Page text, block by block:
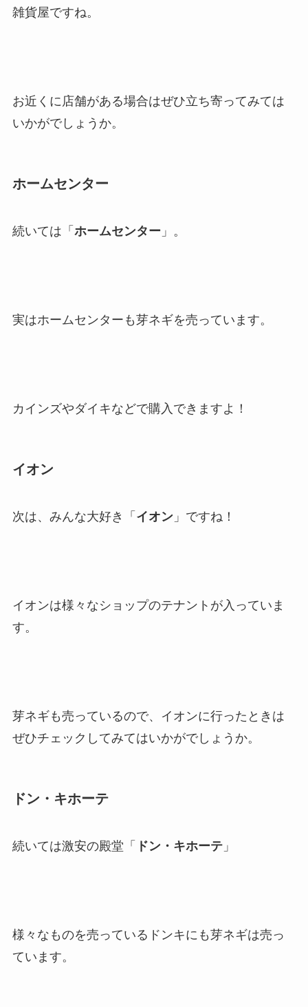
雑貨屋ですね。
お近くに店舗がある場合はぜひ立ち寄ってみては
いかがでしょうか。
ホームセンター
続いては「 ホームセンター 」。
実はホームセンターも芽ネギを売っています。
カインズやダイキなどで購入できますよ！
イオン
次は、みんな大好き「 イオン」ですね！
イオンは様々なショップのテナントが入っていま
す。
芽ネギも売っているので、イオンに行ったときは
ぜひチェックしてみてはいかがでしょうか。
ドン・キホーテ
続いては激安の殿堂「 ドン・キホーテ」
様々なものを売っているドンキにも芽ネギは売っ
ています。